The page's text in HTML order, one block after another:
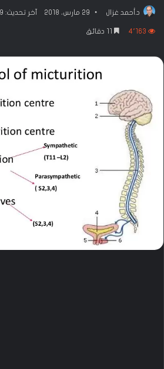
د.أحمد غزال 29 مارس، 2018 آخر تحديث: 29 مارس، 2018
4٬163